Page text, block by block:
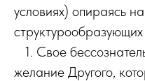
условиях) опираясь
1. Свое
желание Другого,